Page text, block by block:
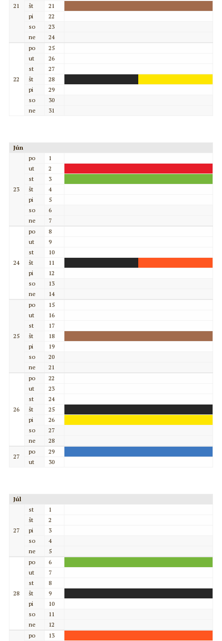
21
št
21
pi
22
so
23
ne
24
22
po
25
ut
26
st
27
št
28
pi
29
so
30
ne
31
Jún
23
po
1
ut
2
st
3
št
4
pi
5
so
6
ne
7
24
po
8
ut
9
st
10
št
11
pi
12
so
13
ne
14
25
po
15
ut
16
st
17
št
18
pi
19
so
20
ne
21
26
po
22
ut
23
st
24
št
25
pi
26
so
27
ne
28
27
po
29
ut
30
Júl
27
st
1
št
2
pi
3
so
4
ne
5
28
po
6
ut
7
st
8
št
9
pi
10
so
11
ne
12
po
13